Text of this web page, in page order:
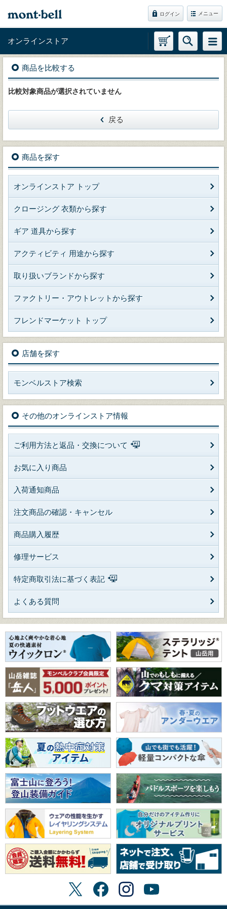
ログイン メニュー
オンラインストア
商品を比較する
比較対象商品が選択されていません
戻る
商品を探す
オンラインストア トップ
クロージング 衣類から探す
ギア 道具から探す
アクティビティ 用途から探す
取り扱いブランドから探す
ファクトリー・アウトレットから探す
フレンドマーケット トップ
店舗を探す
モンベルストア検索
その他のオンラインストア情報
ご利用方法と返品・交換について
お気に入り商品
入荷通知商品
注文商品の確認・キャンセル
商品購入履歴
修理サービス
特定商取引法に基づく表記
よくある質問